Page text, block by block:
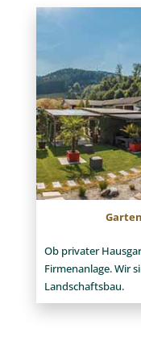
Ob privater
Firmenanlage. Wir
Landschaftsbau.